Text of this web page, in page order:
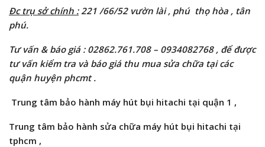
Đc trụ sở chính : 221 /66/52 vườn lài, phú thọ hòa , tân
phú.
Tư vấn & báo giá : 02862.761.708 – 0934082768 , để được
tư vấn kiểm tra và báo giá thu mua sửa chữa tại các
quận huyện phcmt .
Trung tâm bảo hành máy hút bụi hitachi tại quận 1 ,
Trung tâm bảo hành sửa chữa máy hút bụi hitachi tại
tphcm ,